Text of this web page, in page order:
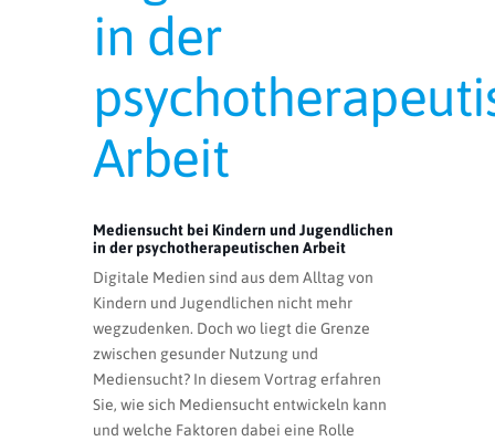
in der
Arbeit
Mediensucht bei Kindern und Jugendlichen
in der psychotherapeutischen Arbeit
Digitale Medien sind aus dem Alltag von
Kindern und Jugendlichen nicht mehr
wegzudenken. Doch wo liegt die Grenze
zwischen gesunder Nutzung und
Mediensucht? In diesem Vortrag erfahren
Sie, wie sich Mediensucht entwickeln kann
und welche Faktoren dabei eine Rolle